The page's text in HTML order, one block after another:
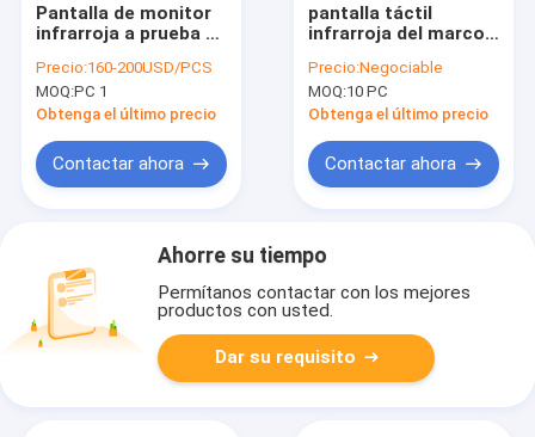
Pantalla de monitor
infrarroja a prueba de
pulgadas para la
anchura 390m m del
quiosco
Precio:160-200USD/PCS
MOQ:PC 1
Obtenga el último precio
Contactar ahora
pantalla táctil
infrarroja del marco
puntos del tacto
multi
Precio:Negociable
MOQ:10 PC
Obtenga el último precio
Contactar ahora
Ahorre su tiempo
Permítanos contactar con los mejores
productos con usted.
Dar su requisito